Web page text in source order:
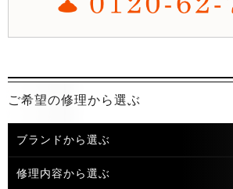
ご希望の修理から選ぶ
ブランドから選ぶ
修理内容から選ぶ